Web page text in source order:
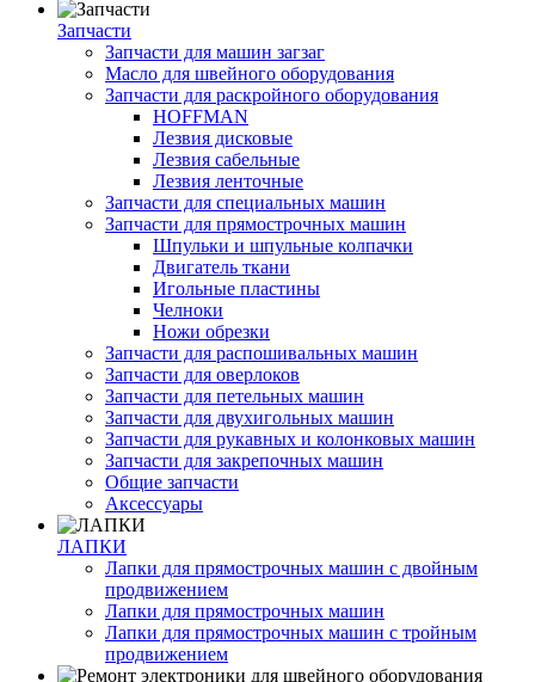
Запчасти
Запчасти для машин загзаг
Масло для швейного оборудования
Запчасти для раскройного оборудования
HOFFMAN
Лезвия дисковые
Лезвия сабельные
Лезвия ленточные
Запчасти для специальных машин
Запчасти для прямострочных машин
Шпульки и шпульные колпачки
Двигатель ткани
Игольные пластины
Челноки
Ножи обрезки
Запчасти для распошивальных машин
Запчасти для оверлоков
Запчасти для петельных машин
Запчасти для двухигольных машин
Запчасти для рукавных и колонковых машин
Запчасти для закрепочных машин
Общие запчасти
Аксессуары
ЛАПКИ
Лапки для прямострочных машин с двойным
продвижением
Лапки для прямострочных машин
Лапки для прямострочных машин с тройным
продвижением